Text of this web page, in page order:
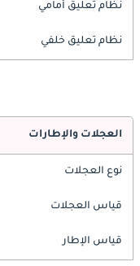
نظام تعليق أمامي
نظام تعليق خلفي
العجلات والإطارات
نوع العجلات
قياس العجلات
قياس الإطار